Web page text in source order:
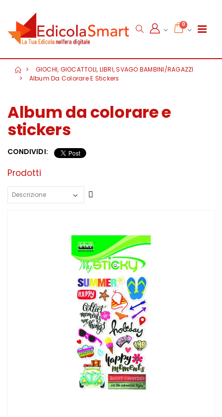
0
GIOCHI, GIOCATTOLI, LIBRI, SVAGO BAMBINI/RAGAZZI
Album Da Colorare E Stickers
Album da colorare e
stickers
CONDIVIDI:
Prodotti